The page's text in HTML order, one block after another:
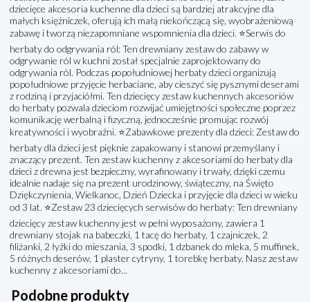
dziecięce akcesoria kuchenne dla dzieci są bardziej atrakcyjne dla
małych księżniczek, oferują ich małą niekończącą się, wyobrażeniową
zabawę i tworzą niezapomniane wspomnienia dla dzieci. ⭐Serwis do
herbaty do odgrywania ról: Ten drewniany zestaw do zabawy w
odgrywanie ról w kuchni został specjalnie zaprojektowany do
odgrywania ról. Podczas popołudniowej herbaty dzieci organizują
popołudniowe przyjęcie herbaciane, aby cieszyć się pysznymi deserami
z rodziną i przyjaciółmi. Ten dziecięcy zestaw kuchennych akcesoriów
do herbaty pozwala dzieciom rozwijać umiejętności społeczne poprzez
komunikację werbalną i fizyczną, jednocześnie promując rozwój
kreatywności i wyobraźni. ⭐Zabawkowe prezenty dla dzieci: Zestaw do
herbaty dla dzieci jest pięknie zapakowany i stanowi przemyślany i
znaczący prezent. Ten zestaw kuchenny z akcesoriami do herbaty dla
dzieci z drewna jest bezpieczny, wyrafinowany i trwały, dzięki czemu
idealnie nadaje się na prezent urodzinowy, świąteczny, na Święto
Dziękczynienia, Wielkanoc, Dzień Dziecka i przyjęcie dla dzieci w wieku
od 3 lat. ⭐Zestaw 23 dziecięcych serwisów do herbaty: Ten drewniany
dziecięcy zestaw kuchenny jest w pełni wyposażony, zawiera 1
drewniany stojak na babeczki, 1 tacę do herbaty, 1 czajniczek, 2
filiżanki, 2 łyżki do mieszania, 3 spodki, 1 dzbanek do mleka, 5 muffinek,
5 różnych deserów, 1 plaster cytryny, 1 torebkę herbaty. Nasz zestaw
kuchenny z akcesoriami do...
Podobne produkty